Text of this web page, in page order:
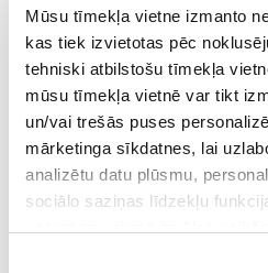
Mūsu tīmekļa vietne izmanto
kas tiek izvietotas pēc
tehniski atbilstošu tīmekļa
mūsu tīmekļa vietnē var tikt
un/vai trešās puses
mārketinga sīkdatnes, lai
analizētu datu plūsmu,
sociālo saziņas līdzekļu